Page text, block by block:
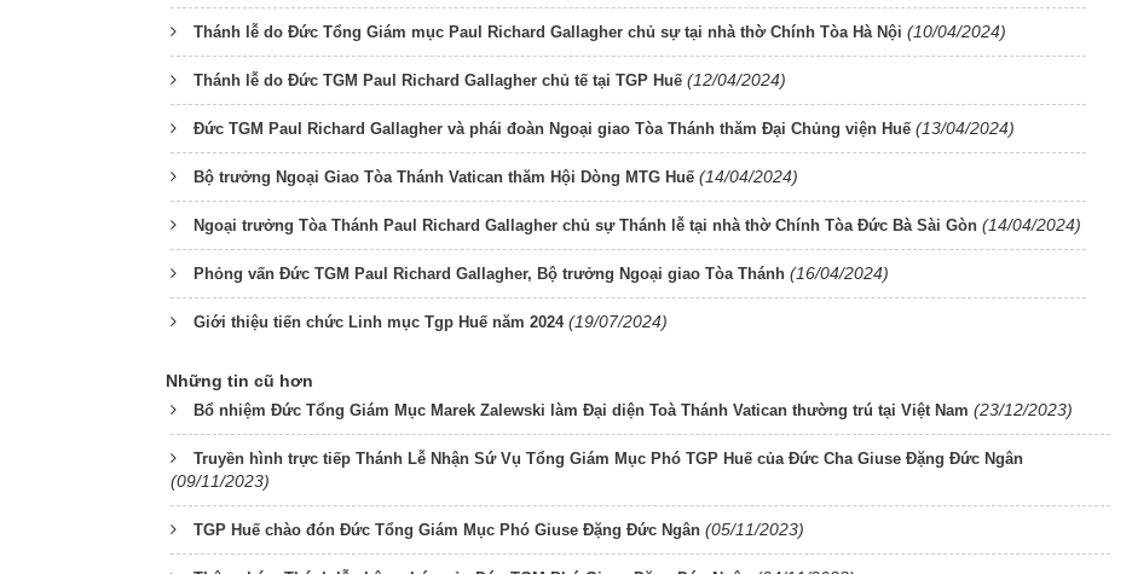
Thánh lễ do Đức Tổng Giám mục Paul Richard Gallagher chủ sự tại nhà thờ Chính Tòa Hà Nội (10/04/2024)
Thánh lễ do Đức TGM Paul Richard Gallagher chủ tế tại TGP Huế (12/04/2024)
Đức TGM Paul Richard Gallagher và phái đoàn Ngoại giao Tòa Thánh thăm Đại Chủng viện Huế (13/04/2024)
Bộ trưởng Ngoại Giao Tòa Thánh Vatican thăm Hội Dòng MTG Huế (14/04/2024)
Ngoại trưởng Tòa Thánh Paul Richard Gallagher chủ sự Thánh lễ tại nhà thờ Chính Tòa Đức Bà Sài Gòn (14/04/2024)
Phỏng vấn Đức TGM Paul Richard Gallagher, Bộ trưởng Ngoại giao Tòa Thánh (16/04/2024)
Giới thiệu tiến chức Linh mục Tgp Huế năm 2024 (19/07/2024)
Những tin cũ hơn
Bổ nhiệm Đức Tổng Giám Mục Marek Zalewski làm Đại diện Toà Thánh Vatican thường trú tại Việt Nam (23/12/2023)
Truyền hình trực tiếp Thánh Lễ Nhận Sứ Vụ Tổng Giám Mục Phó TGP Huế của Đức Cha Giuse Đặng Đức Ngân
(09/11/2023)
TGP Huế chào đón Đức Tổng Giám Mục Phó Giuse Đặng Đức Ngân (05/11/2023)